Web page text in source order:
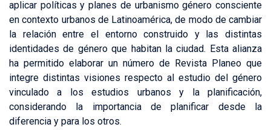
aplicar políticas y planes de urbanismo género consciente
en contexto urbanos de Latinoamérica, de modo de cambiar
la relación entre el entorno construido y las distintas
identidades de género que habitan la ciudad. Esta alianza
ha permitido elaborar un número de Revista Planeo que
integre distintas visiones respecto al estudio del género
vinculado a los estudios urbanos y la planificación,
considerando la importancia de planificar desde la
diferencia y para los otros.